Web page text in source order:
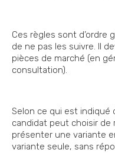
Ces règles sont d’ordre
de ne pas les suivre. Il
pièces de marché (en
consultation).
Selon ce qui est indiqué
candidat peut choisir de
présenter une variante
variante seule, sans